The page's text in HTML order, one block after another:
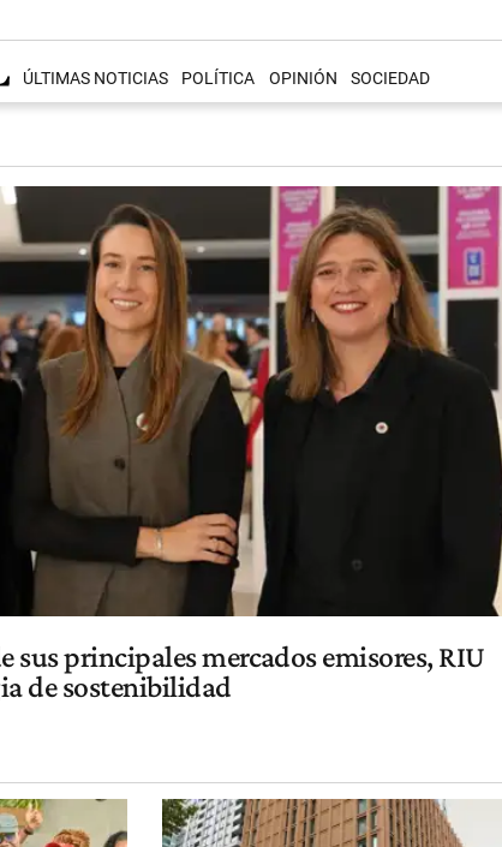
ÚLTIMAS NOTICIAS POLÍTICA OPINIÓN SOCIEDAD
sus principales mercados emisores, RIU
de sostenibilidad